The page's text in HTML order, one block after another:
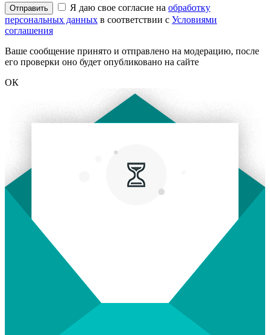
Отправить Я даю свое согласие на обработку
персональных данных в соответствии с Условиями
соглашения
Ваше сообщение принято и отправлено на модерацию, после
его проверки оно будет опубликовано на сайте
ОК